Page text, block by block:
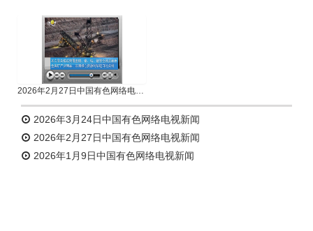
2026年2月27日中国有色网络电视新闻
2026年3月24日中国有色网络电视新闻
2026年2月27日中国有色网络电视新闻
2026年1月9日中国有色网络电视新闻